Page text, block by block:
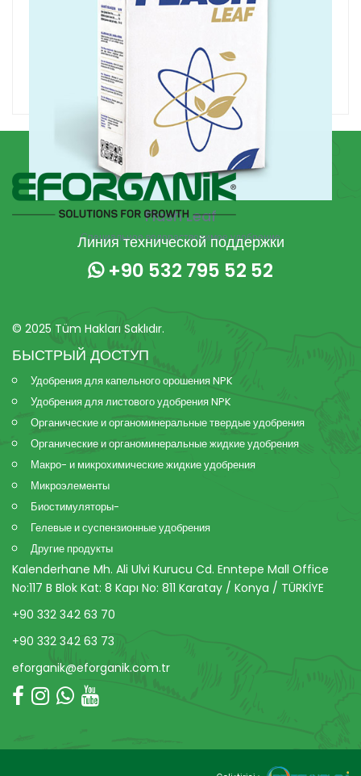
Flash Leaf
Специальное водорастворимое удобрение
Линия технической поддержки
+90 532 795 52 52
© 2025 Tüm Hakları Saklıdır.
БЫСТРЫЙ ДОСТУП
Удобрения для капельного орошения NPK
Удобрения для листового удобрения NPK
Органические и органоминеральные твердые удобрения
Органические и органоминеральные жидкие удобрения
Макро- и микрохимические жидкие удобрения
Микроэлементы
Биостимуляторы-
Гелевые и суспензионные удобрения
Другие продукты
Kalenderhane Mh. Ali Ulvi Kurucu Cd. Enntepe Mall Office
No:117 B Blok Kat: 8 Kapı No: 811 Karatay / Konya / TÜRKİYE
+90 332 342 63 70
+90 332 342 63 73
eforganik@eforganik.com.tr